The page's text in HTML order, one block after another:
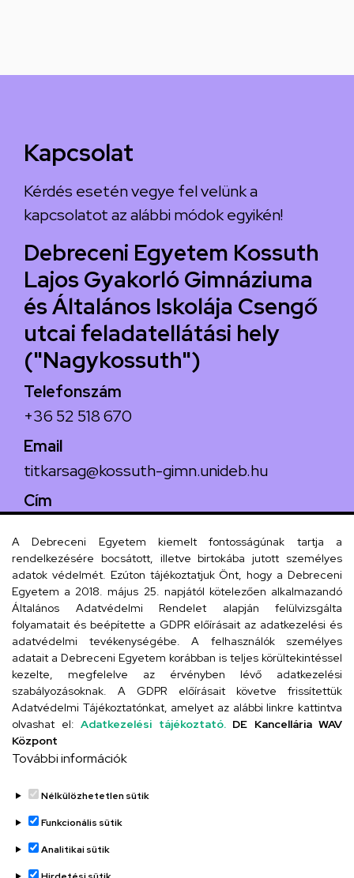
Kapcsolat
Kérdés esetén vegye fel velünk a
kapcsolatot az alábbi módok egyikén!
Debreceni Egyetem Kossuth
Lajos Gyakorló Gimnáziuma
és Általános Iskolája Csengő
utcai feladatellátási hely
("Nagykossuth")
Telefonszám
+36 52 518 670
Email
titkarsag@kossuth-gimn.unideb.hu
Cím
Szervezeti telefonkönyv
UD telefonkönyv
Titkárság
A Debreceni Egyetem kiemelt fontosságúnak tartja a
rendelkezésére bocsátott, illetve birtokába jutott személyes
adatok védelmét. Ezúton tájékoztatjuk Önt, hogy a Debreceni
Egyetem a 2018. május 25. napjától kötelezően alkalmazandó
Általános Adatvédelmi Rendelet alapján felülvizsgálta
folyamatait és beépítette a GDPR előírásait az adatkezelési és
adatvédelmi tevékenységébe. A felhasználók személyes
adatait a Debreceni Egyetem korábban is teljes körültekintéssel
kezelte, megfelelve az érvényben lévő adatkezelési
szabályozásoknak. A GDPR előírásait követve frissítettük
Adatvédelmi Tájékoztatónkat, amelyet az alábbi linkre kattintva
olvashat el: Adatkezelési tájékoztató. DE Kancellária WAV
Központ
További információk
Nélkülözhetetlen sütik
Funkcionális sütik
Analitikai sütik